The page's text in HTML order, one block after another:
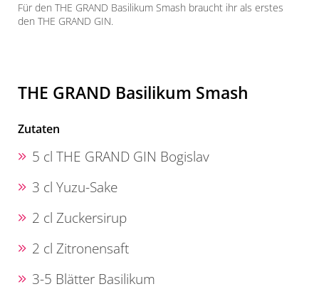
Für den THE GRAND Basilikum Smash braucht ihr als erstes
den THE GRAND GIN.
THE GRAND Basilikum Smash
Zutaten
5 cl THE GRAND GIN Bogislav
3 cl Yuzu-Sake
2 cl Zuckersirup
2 cl Zitronensaft
3-5 Blätter Basilikum